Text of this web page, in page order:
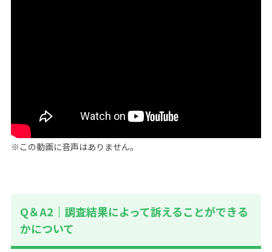
※この動画に音声はありません。
Q＆A2｜調査結果によって訴えることができる
かについて